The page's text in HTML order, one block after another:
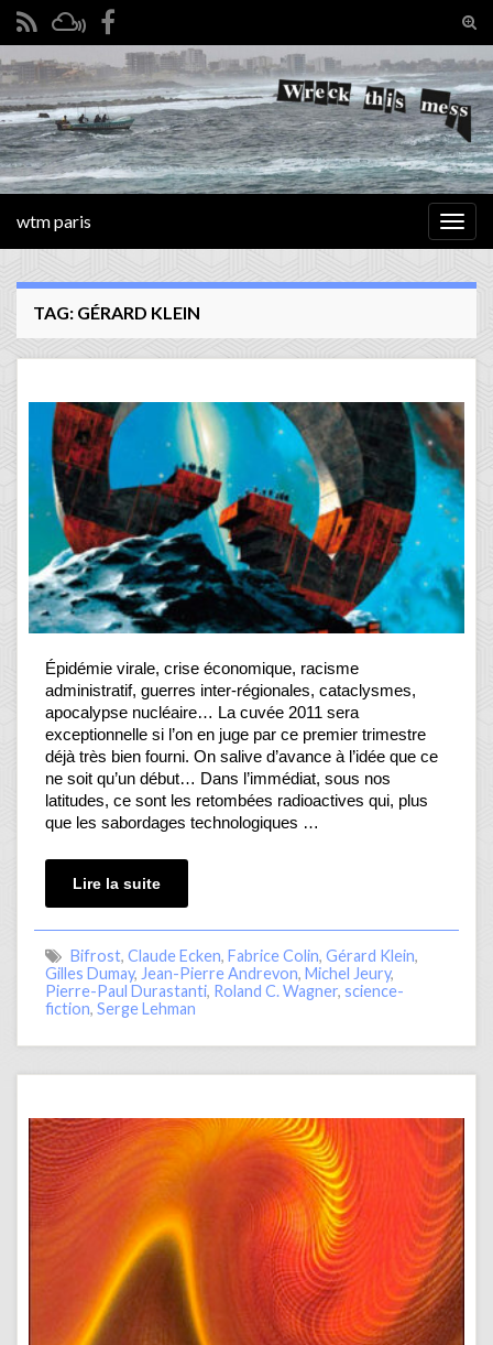
Search for:
wtm paris
TAG: GÉRARD KLEIN
Épidémie virale, crise économique, racisme
administratif, guerres inter-régionales, cataclysmes,
apocalypse nucléaire… La cuvée 2011 sera
exceptionnelle si l’on en juge par ce premier trimestre
déjà très bien fourni. On salive d’avance à l’idée que ce
ne soit qu’un début… Dans l’immédiat, sous nos
latitudes, ce sont les retombées radioactives qui, plus
que les sabordages technologiques …
Lire la suite
Bifrost, Claude Ecken, Fabrice Colin, Gérard Klein,
Gilles Dumay, Jean-Pierre Andrevon, Michel Jeury,
Pierre-Paul Durastanti, Roland C. Wagner, science-
fiction, Serge Lehman